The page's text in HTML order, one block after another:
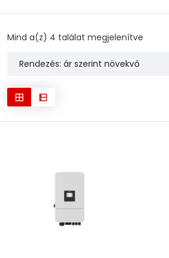
Mind a(z) 4 találat megjelenítve